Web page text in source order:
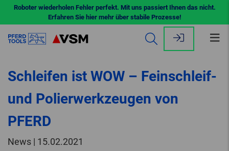
Roboter wiederholen Fehler perfekt. Mit uns passiert Ihnen das nicht.
Erfahren Sie hier mehr über stabile Prozesse!
Schleifen ist WOW – Feinschleif-
und Polierwerkzeugen von
PFERD
News | 15.02.2021